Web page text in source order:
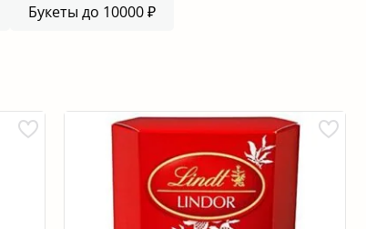
Букеты до 10000 ₽